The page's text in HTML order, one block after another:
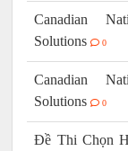
Canadian
Solutions
0
Canadian
Solutions
0
Đề Thi Chọn